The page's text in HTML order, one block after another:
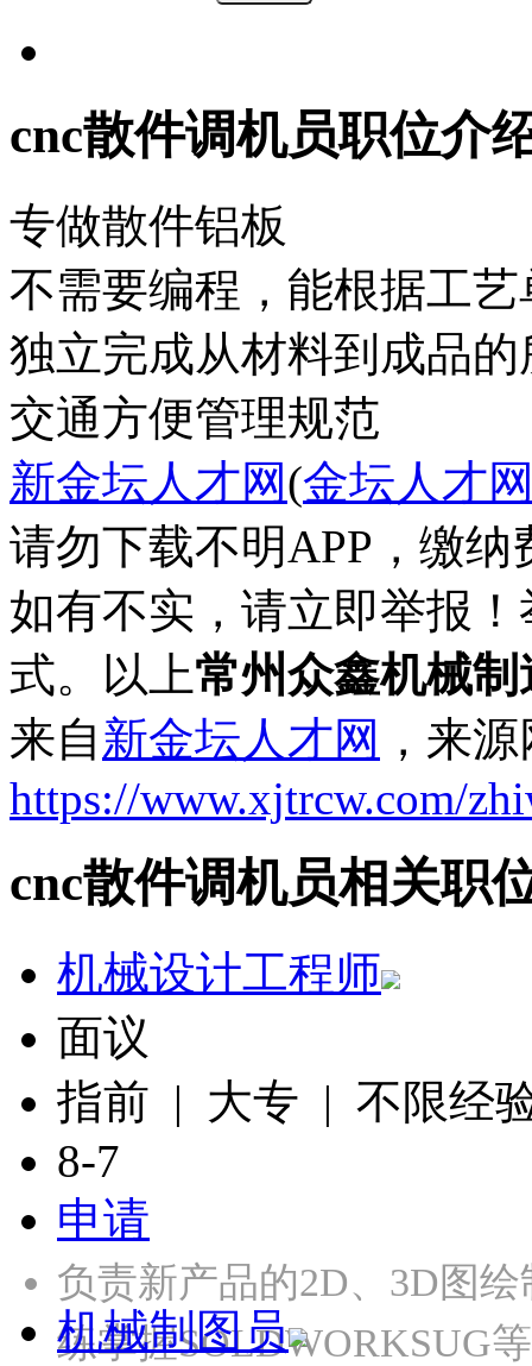
cnc散件调机员职位介
专做散件铝板
不需要编程，能根据工
独立完成从材料到成品
交通方便管理规范
新金坛人才网(金坛人才
请勿下载不明APP，缴
如有不实，请立即举报
式。以上常州众鑫机械
来自新金坛人才网 ，来
https://www.xjtrcw.com/
cnc散件调机员相关职
机械设计工程师
面议
指前 | 大专 | 不限经
8-7
申请
负责新产品的2D、3D图
练掌握
机械制图员